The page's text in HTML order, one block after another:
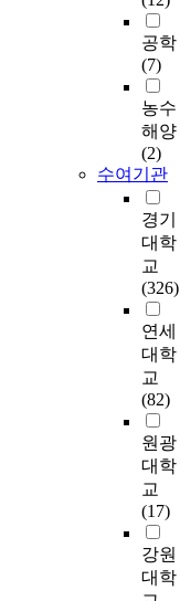
공학
(7)
농수
해양
(2)
수여기관
경기
대학
교
(326)
연세
대학
교
(82)
원광
대학
교
(17)
강원
대학